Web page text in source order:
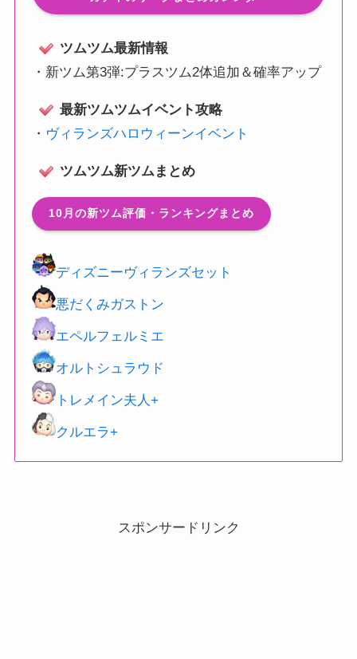
ツムツム最新情報
・ 新ツム第3弾:プラスツム2体追加＆確率アップ
最新ツムツムイベント攻略
・ ヴィランズハロウィーンイベント
ツムツム新ツムまとめ
10月の新ツム評価・ランキングまとめ
ディズニーヴィランズセット
悪だくみガストン
エペルフェルミエ
オルトシュラウド
トレメイン夫人+
クルエラ+
スポンサードリンク